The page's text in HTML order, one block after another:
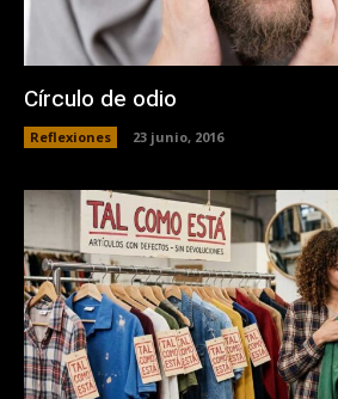
Círculo de odio
Reflexiones 23 junio, 2016